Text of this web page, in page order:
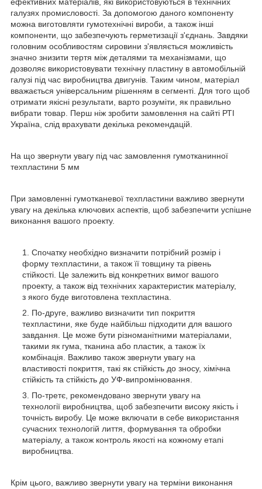
галузях промисловості. За допомогою даного компоненту
можна виготовляти гумотехнічні вироби, а також інші
компоненти, що забезпечують герметизації з'єднань. Завдяки
головним особливостям сировини з'являється можливість
значно знизити тертя між деталями та механізмами, що
дозволяє використовувати технічну пластину в автомобільній
галузі під час виробництва двигунів. Таким чином, матеріал
вважається універсальним рішенням в сегменті. Для того щоб
отримати якісні результати, варто розуміти, як правильно
вибрати товар. Перш ніж зробити замовлення на сайті РТІ
Україна, слід врахувати декілька рекомендацій.
На що звернути увагу під час замовлення гумотканинної
техпластини 5 мм
При замовленні гумотканевої техпластини важливо звернути
увагу на декілька ключових аспектів, щоб забезпечити успішне
виконання вашого проекту.
Спочатку необхідно визначити потрібний розмір і
форму техпластини, а також її товщину та рівень
стійкості. Це залежить від конкретних вимог вашого
проекту, а також від технічних характеристик матеріалу,
з якого буде виготовлена техпластина.
По-друге, важливо визначити тип покриття
техпластини, яке буде найбільш підходити для вашого
завдання. Це може бути різноманітними матеріалами,
такими як гума, тканина або пластик, а також їх
комбінація. Важливо також звернути увагу на
властивості покриття, такі як стійкість до зносу, хімічна
стійкість та стійкість до УФ-випромінювання.
По-третє, рекомендовано звернути увагу на
технології виробництва, щоб забезпечити високу якість і
точність виробу. Це може включати в себе використання
сучасних технологій лиття, формування та обробки
матеріалу, а також контроль якості на кожному етапі
виробництва.
Крім цього, важливо звернути увагу на терміни виконання